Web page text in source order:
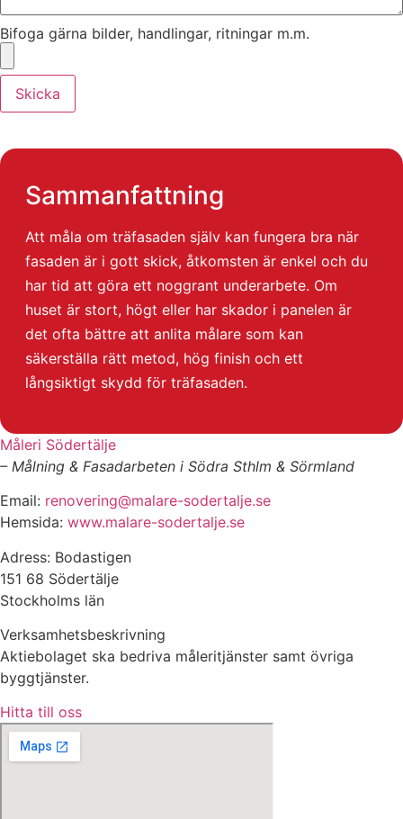
Bifoga gärna bilder, handlingar, ritningar m.m.
Skicka
Sammanfattning
Att måla om träfasaden själv kan fungera bra när
fasaden är i gott skick, åtkomsten är enkel och du
har tid att göra ett noggrant underarbete. Om
huset är stort, högt eller har skador i panelen är
det ofta bättre att anlita målare som kan
säkerställa rätt metod, hög finish och ett
långsiktigt skydd för träfasaden.
Måleri Södertälje
– Målning & Fasadarbeten i Södra Sthlm & Sörmland
Email: renovering@malare-sodertalje.se
Hemsida: www.malare-sodertalje.se
Adress: Bodastigen
151 68 Södertälje
Stockholms län
Verksamhetsbeskrivning
Aktiebolaget ska bedriva måleritjänster samt övriga
byggtjänster.
Hitta till oss